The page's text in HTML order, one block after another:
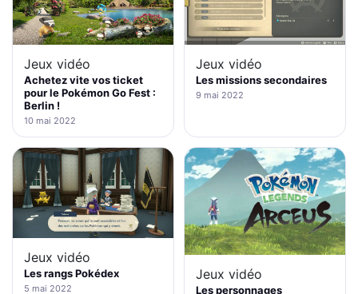
Jeux vidéo
Achetez vite vos ticket
pour le Pokémon Go Fest :
Berlin !
10 mai 2022
Jeux vidéo
Les missions secondaires
9 mai 2022
Jeux vidéo
Les rangs Pokédex
5 mai 2022
Jeux vidéo
Les personnages